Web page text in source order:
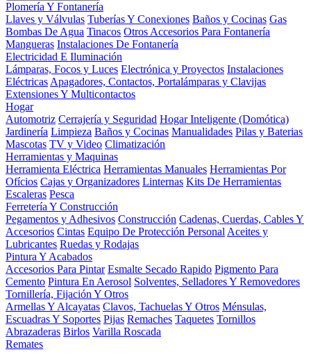
Plomería Y Fontanería
Llaves y Válvulas Tuberías Y Conexiones Baños y Cocinas Gas
Bombas De Agua Tinacos Otros Accesorios Para Fontanería
Mangueras Instalaciones De Fontanería
Electricidad E Iluminación
Lámparas, Focos y Luces Electrónica y Proyectos Instalaciones
Eléctricas Apagadores, Contactos, Portalámparas y Clavijas
Extensiones Y Multicontactos
Hogar
Automotriz Cerrajería y Seguridad Hogar Inteligente (Domótica)
Jardinería Limpieza Baños y Cocinas Manualidades Pilas y Baterias
Mascotas TV y Video Climatización
Herramientas y Maquinas
Herramienta Eléctrica Herramientas Manuales Herramientas Por
Ofícios Cajas y Organizadores Linternas Kits De Herramientas
Escaleras Pesca
Ferretería Y Construcción
Pegamentos y Adhesivos Construcción Cadenas, Cuerdas, Cables Y
Accesorios Cintas Equipo De Protección Personal Aceites y
Lubricantes Ruedas y Rodajas
Pintura Y Acabados
Accesorios Para Pintar Esmalte Secado Rapido Pigmento Para
Cemento Pintura En Aerosol Solventes, Selladores Y Removedores
Tornillería, Fijación Y Otros
Armellas Y Alcayatas Clavos, Tachuelas Y Otros Ménsulas,
Escuadras Y Soportes Pijas Remaches Taquetes Tornillos
Abrazaderas Birlos Varilla Roscada
Remates